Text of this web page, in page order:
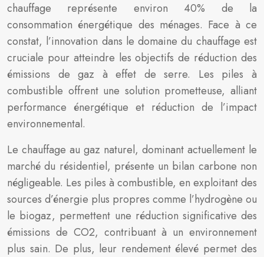
chauffage représente environ 40% de la
consommation énergétique des ménages. Face à ce
constat, l’innovation dans le domaine du chauffage est
cruciale pour atteindre les objectifs de réduction des
émissions de gaz à effet de serre. Les piles à
combustible offrent une solution prometteuse, alliant
performance énergétique et réduction de l’impact
environnemental.
Le chauffage au gaz naturel, dominant actuellement le
marché du résidentiel, présente un bilan carbone non
négligeable. Les piles à combustible, en exploitant des
sources d’énergie plus propres comme l’hydrogène ou
le biogaz, permettent une réduction significative des
émissions de CO2, contribuant à un environnement
plus sain. De plus, leur rendement élevé permet des